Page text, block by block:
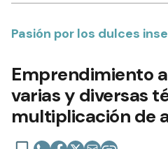
Pasión por los dulces
Emprendimiento
varias y diversas
multiplicación de